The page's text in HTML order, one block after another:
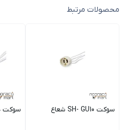
محصولات مرتبط
سوکت SH- GU10 شعاع سوکت